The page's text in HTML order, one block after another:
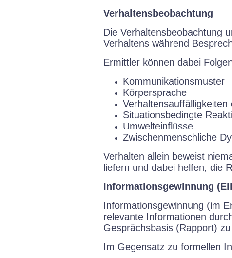
Verhaltensbeobachtung
Die Verhaltensbeobachtung
Verhaltens während
Ermittler können dabei
Kommunikationsmuster
Körpersprache
Verhaltensauffälligkeiten
Situationsbedingte
Umwelteinflüsse
Zwischenmenschliche
Verhalten allein beweist
liefern und dabei helfen, die
Informationsgewinnung
Informationsgewinnung (im
relevante Informationen
Gesprächsbasis (Rapport)
Im Gegensatz zu formellen